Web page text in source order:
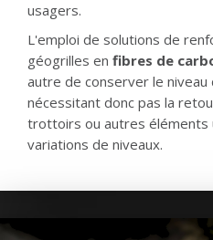
usagers.
L'emploi de solutions de
géogrilles en fibres de
autre de conserver le
nécessitant donc pas la
trottoirs ou autres éléments
variations de niveaux.